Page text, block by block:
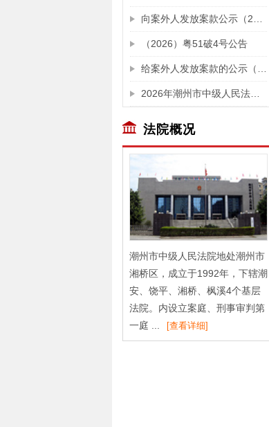
（2026）粤51破4号公告
2026年潮州市中级人民法院拟录用公务员名单公示
法院概况
潮州市中级人民法院地处潮州市
湘桥区，成立于1992年，下辖潮
安、饶平、湘桥、枫溪4个基层
法院。内设立案庭、刑事审判第
一庭 ...
[查看详细]